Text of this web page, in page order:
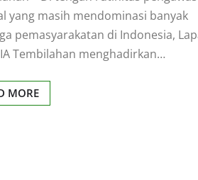
yang masih mendominasi banyak
pemasyarakatan di Indonesia,
Tembilahan menghadirkan…
MORE